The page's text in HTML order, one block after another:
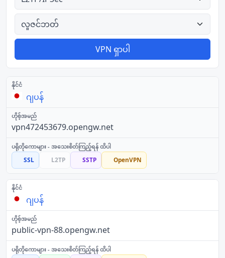
နိုင်ငံအားလုံး
VPN ရှာပါ
ဂျပန်
vpn472453679.opengw.net
SSL L2TP SSTP OpenVPN
ဂျပန်
public-vpn-88.opengw.net